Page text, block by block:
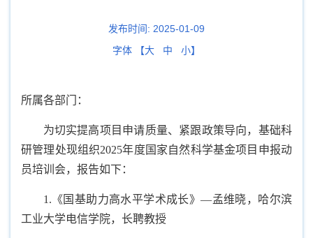
发布时间: 2025-01-09
字体 【大 中 小】
所属各部门：
为切实提高项目申请质量、紧跟政策导向，基础科
研管理处现组织2025年度国家自然科学基金项目申报动
员培训会，报告如下：
1. 《国基助力高水平学术成长》—孟维晓，哈尔滨
工业大学电信学院，长聘教授